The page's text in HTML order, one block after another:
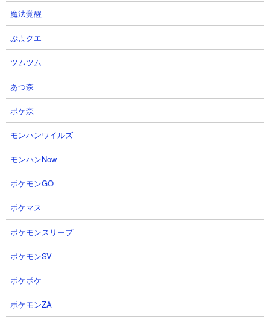
【攻略概要】
「180 RK」さんの攻略動画です。アイテムは不使用。にゃんコン
ボはアイドル志望とデュエットを使用。開幕から大狂乱モヒとね
こ超特急、大狂乱キリンを使って前線を一気に押し上げ、お金が
溜まり次第ムート出陣。おおよそ50秒程度で決着をつけていま
す。ネコボールターはゾンビステージ以外でも仕事をするんだな
と実感。
魔法覚醒
ぷよクエ
ツムツム
あつ森
ポケ森
モンハンワイルズ
モンハンNow
ポケモンGO
ポケマス
ポケモンスリープ
ポケモンSV
ポケポケ
ポケモンZA